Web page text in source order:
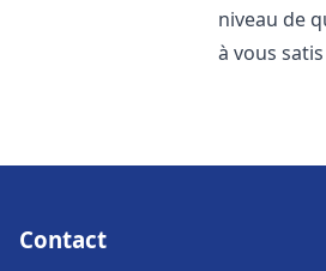
niveau de
à vous satis
Contact